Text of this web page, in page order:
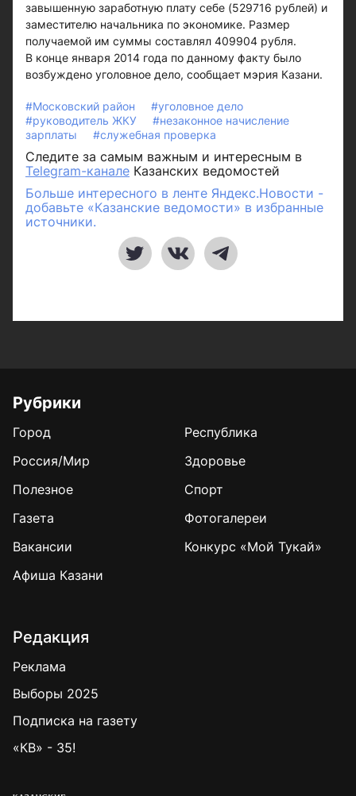
завышенную заработную плату себе (529716 рублей) и
заместителю начальника по экономике. Размер
получаемой им суммы составлял 409904 рубля.
В конце января 2014 года по данному факту было
возбуждено уголовное дело, сообщает мэрия Казани.
#Московский район
#уголовное дело
#руководитель ЖКУ
#незаконное начисление
зарплаты
#служебная проверка
Следите за самым важным и интересным в
Telegram-канале Казанских ведомостей
Больше интересного в ленте Яндекс.Новости -
добавьте «Казанские ведомости» в избранные
источники.
Рубрики
Город
Республика
Россия/Мир
Здоровье
Полезное
Спорт
Газета
Фотогалереи
Вакансии
Конкурс «Мой Тукай»
Афиша Казани
Редакция
Реклама
Выборы 2025
Подписка на газету
«КВ» - 35!